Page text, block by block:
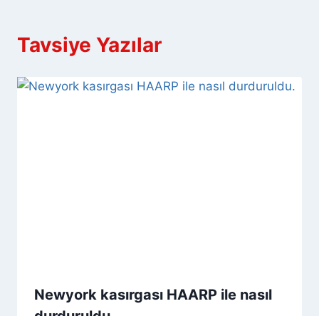
Tavsiye Yazılar
Newyork kasırgası HAARP ile nasıl